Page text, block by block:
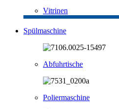
Vitrinen
Spülmaschine
Abfuhrtische
Poliermaschine